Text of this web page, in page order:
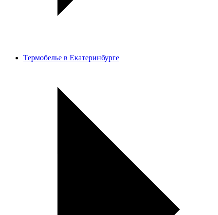
Термобелье в Екатеринбурге